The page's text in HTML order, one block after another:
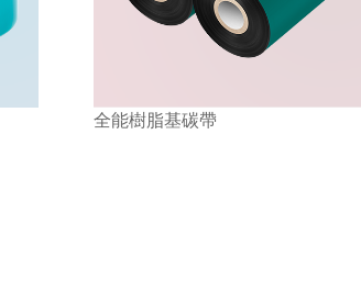
低溫樹脂基碳帶